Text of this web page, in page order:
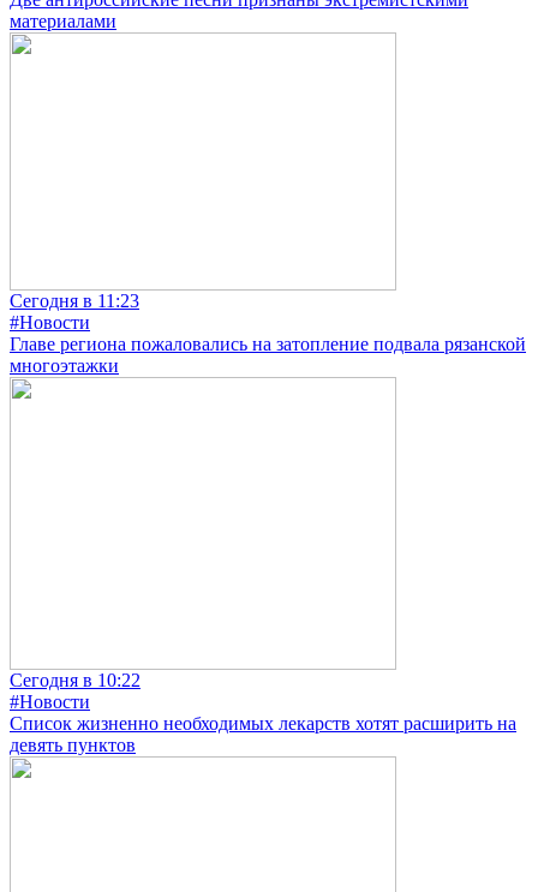
материалами
Сегодня в 11:23
#Новости
Главе региона пожаловались на затопление подвала рязанской
многоэтажки
Сегодня в 10:22
#Новости
Список жизненно необходимых лекарств хотят расширить на
девять пунктов